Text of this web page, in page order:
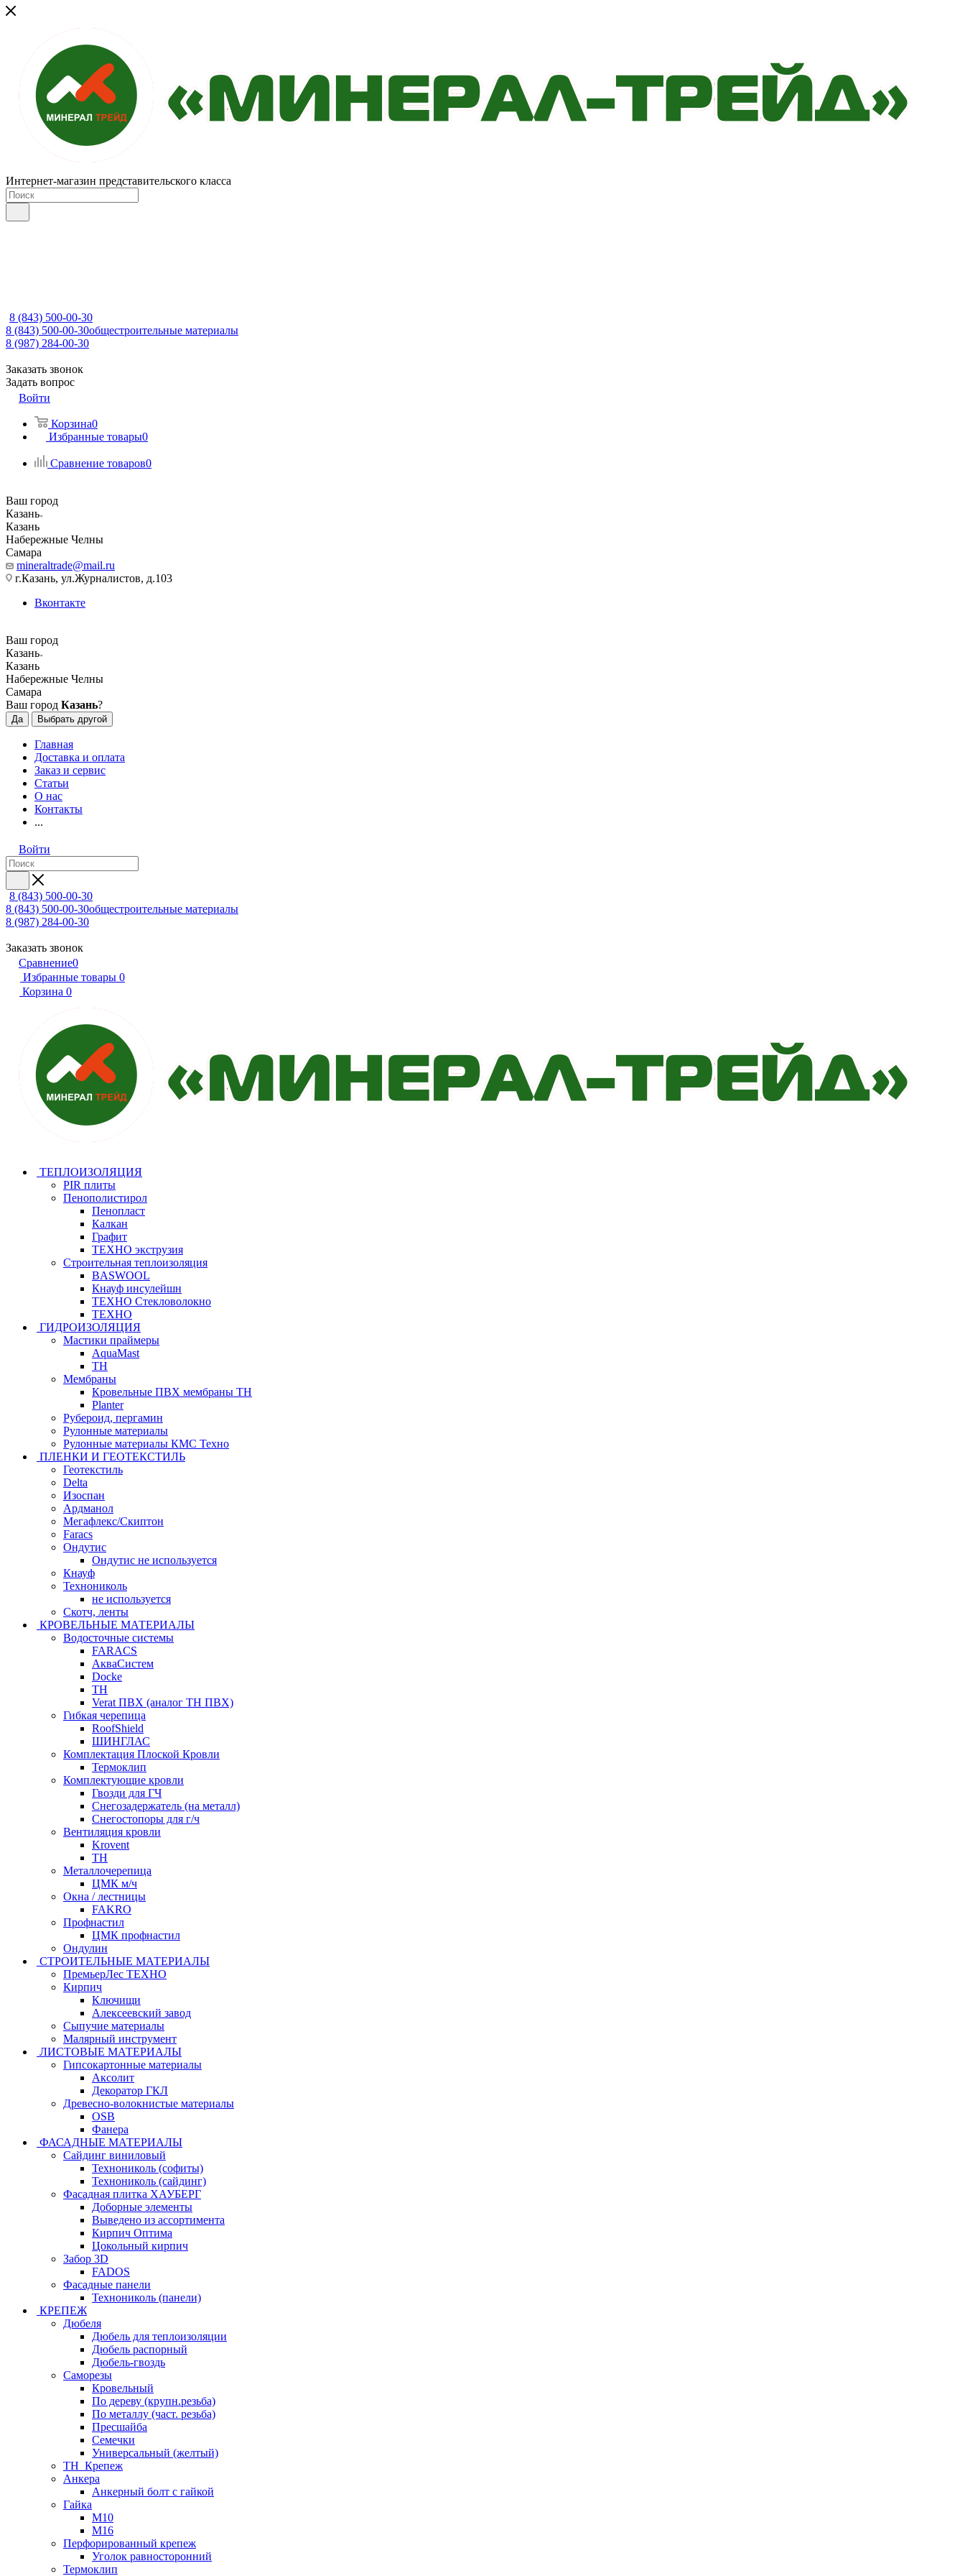
Интернет-магазин представительского класса
8 (843) 500-00-30
8 (843) 500-00-30общестроительные материалы
8 (987) 284-00-30
Заказать звонок
Задать вопрос
Войти
Корзина0
Избранные товары0
Сравнение товаров0
Ваш город
Казань
Казань
Набережные Челны
Самара
mineraltrade@mail.ru
г.Казань, ул.Журналистов, д.103
Вконтакте
Ваш город
Казань
Казань
Набережные Челны
Самара
Ваш город Казань?
Да Выбрать другой
Главная
Доставка и оплата
Заказ и сервис
Статьи
О нас
Контакты
...
Войти
8 (843) 500-00-30
8 (843) 500-00-30общестроительные материалы
8 (987) 284-00-30
Заказать звонок
Сравнение0
Избранные товары 0
Корзина 0
ТЕПЛОИЗОЛЯЦИЯ
PIR плиты
Пенополистирол
Пенопласт
Калкан
Графит
ТЕХНО экструзия
Строительная теплоизоляция
BASWOOL
Кнауф инсулейшн
ТЕХНО Стекловолокно
ТЕХНО
ГИДРОИЗОЛЯЦИЯ
Мастики праймеры
AquaMast
ТН
Мембраны
Кровельные ПВХ мембраны ТН
Planter
Рубероид, пергамин
Рулонные материалы
Рулонные материалы КМС Техно
ПЛЕНКИ И ГЕОТЕКСТИЛЬ
Геотекстиль
Delta
Изоспан
Ардманол
Мегафлекс/Скиптон
Faracs
Ондутис
Ондутис не используется
Кнауф
Технониколь
не используется
Скотч, ленты
КРОВЕЛЬНЫЕ МАТЕРИАЛЫ
Водосточные системы
FARACS
АкваСистем
Docke
ТН
Verat ПВХ (аналог ТН ПВХ)
Гибкая черепица
RoofShield
ШИНГЛАС
Комплектация Плоской Кровли
Термоклип
Комплектующие кровли
Гвозди для ГЧ
Снегозадержатель (на металл)
Снегостопоры для г/ч
Вентиляция кровли
Krovent
ТН
Металлочерепица
ЦМК м/ч
Окна / лестницы
FAKRO
Профнастил
ЦМК профнастил
Ондулин
СТРОИТЕЛЬНЫЕ МАТЕРИАЛЫ
ПремьерЛес ТЕХНО
Кирпич
Ключищи
Алексеевский завод
Сыпучие материалы
Малярный инструмент
ЛИСТОВЫЕ МАТЕРИАЛЫ
Гипсокартонные материалы
Аксолит
Декоратор ГКЛ
Древесно-волокнистые материалы
OSB
Фанера
ФАСАДНЫЕ МАТЕРИАЛЫ
Сайдинг виниловый
Технониколь (софиты)
Технониколь (сайдинг)
Фасадная плитка ХАУБЕРГ
Доборные элементы
Выведено из ассортимента
Кирпич Оптима
Цокольный кирпич
Забор 3D
FADOS
Фасадные панели
Технониколь (панели)
КРЕПЕЖ
Дюбеля
Дюбель для теплоизоляции
Дюбель распорный
Дюбель-гвоздь
Саморезы
Кровельный
По дереву (крупн.резьба)
По металлу (част. резьба)
Пресшайба
Семечки
Универсальный (желтый)
ТН_Крепеж
Анкера
Анкерный болт с гайкой
Гайка
М10
М16
Перфорированный крепеж
Уголок равносторонний
Термоклип